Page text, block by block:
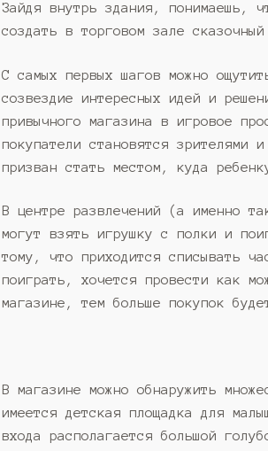
Зайдя внутрь здания, понимаешь,
создать в торговом зале
С самых первых шагов можно
созвездие интересных идей и
привычного магазина в игровое
покупатели становятся зрителями
призван стать местом, куда
В центре развлечений (а именно
могут взять игрушку с полки и
тому, что приходится списывать
поиграть, хочется провести как
магазине, тем больше покупок
В магазине можно обнаружить
имеется детская площадка для
входа располагается большой